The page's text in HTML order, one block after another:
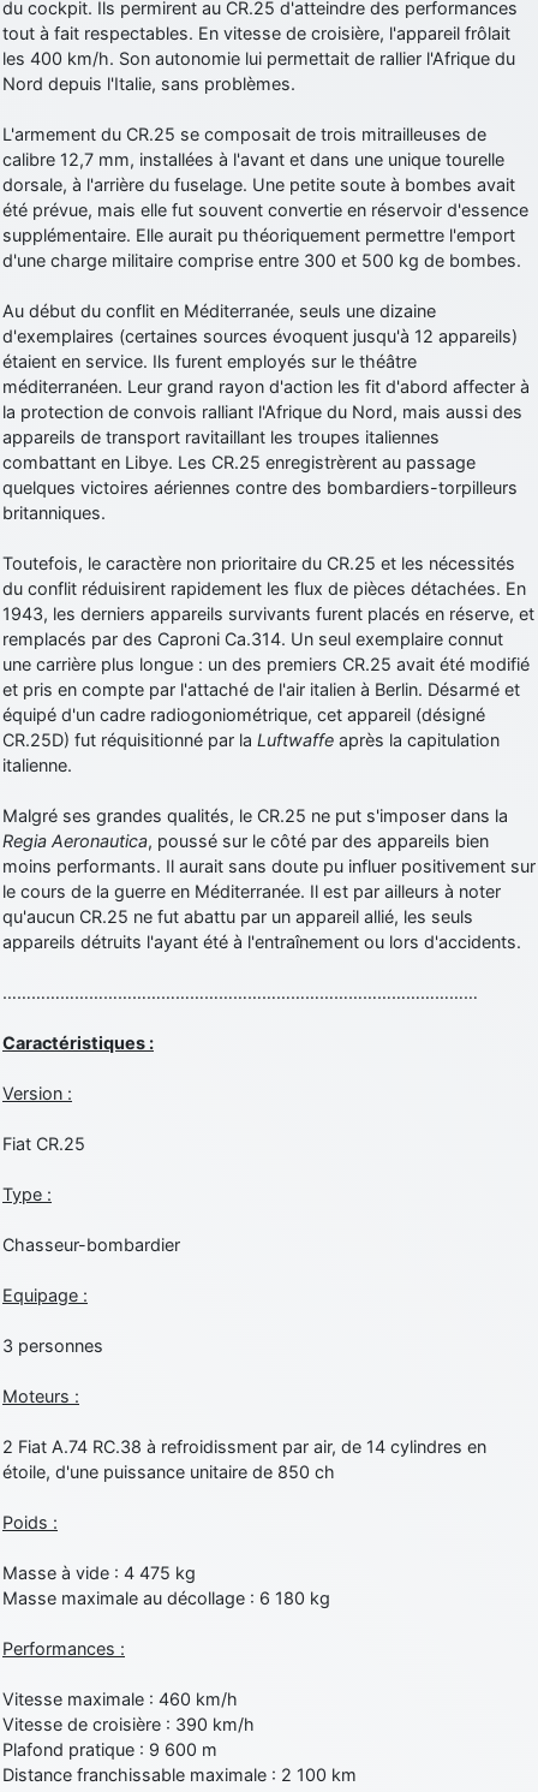
du cockpit. Ils permirent au CR.25 d'atteindre des performances
tout à fait respectables. En vitesse de croisière, l'appareil frôlait
les 400 km/h. Son autonomie lui permettait de rallier l'Afrique du
Nord depuis l'Italie, sans problèmes.
L'armement du CR.25 se composait de trois mitrailleuses de
calibre 12,7 mm, installées à l'avant et dans une unique tourelle
dorsale, à l'arrière du fuselage. Une petite soute à bombes avait
été prévue, mais elle fut souvent convertie en réservoir d'essence
supplémentaire. Elle aurait pu théoriquement permettre l'emport
d'une charge militaire comprise entre 300 et 500 kg de bombes.
Au début du conflit en Méditerranée, seuls une dizaine
d'exemplaires (certaines sources évoquent jusqu'à 12 appareils)
étaient en service. Ils furent employés sur le théâtre
méditerranéen. Leur grand rayon d'action les fit d'abord affecter à
la protection de convois ralliant l'Afrique du Nord, mais aussi des
appareils de transport ravitaillant les troupes italiennes
combattant en Libye. Les CR.25 enregistrèrent au passage
quelques victoires aériennes contre des bombardiers-torpilleurs
britanniques.
Toutefois, le caractère non prioritaire du CR.25 et les nécessités
du conflit réduisirent rapidement les flux de pièces détachées. En
1943, les derniers appareils survivants furent placés en réserve, et
remplacés par des Caproni Ca.314. Un seul exemplaire connut
une carrière plus longue : un des premiers CR.25 avait été modifié
et pris en compte par l'attaché de l'air italien à Berlin. Désarmé et
équipé d'un cadre radiogoniométrique, cet appareil (désigné
CR.25D) fut réquisitionné par la Luftwaffe après la capitulation
italienne.
Malgré ses grandes qualités, le CR.25 ne put s'imposer dans la
Regia Aeronautica, poussé sur le côté par des appareils bien
moins performants. Il aurait sans doute pu influer positivement sur
le cours de la guerre en Méditerranée. Il est par ailleurs à noter
qu'aucun CR.25 ne fut abattu par un appareil allié, les seuls
appareils détruits l'ayant été à l'entraînement ou lors d'accidents.
………………………………………………………………………………………
Caractéristiques :
Version :
Fiat CR.25
Type :
Chasseur-bombardier
Equipage :
3 personnes
Moteurs :
2 Fiat A.74 RC.38 à refroidissment par air, de 14 cylindres en
étoile, d'une puissance unitaire de 850 ch
Poids :
Masse à vide : 4 475 kg
Masse maximale au décollage : 6 180 kg
Performances :
Vitesse maximale : 460 km/h
Vitesse de croisière : 390 km/h
Plafond pratique : 9 600 m
Distance franchissable maximale : 2 100 km